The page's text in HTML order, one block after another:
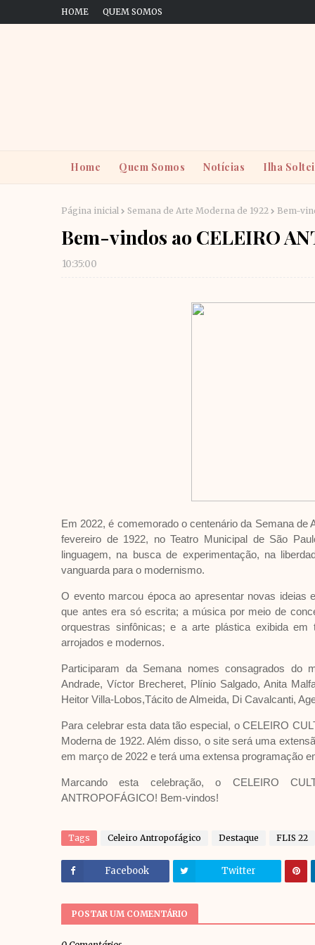
HOME QUEM SOMOS
Home Quem Somos Notícias Ilha
Página inicial Semana de Arte Moderna de 1922 Bem-
Bem-vindos ao CELEIRO
10:35:00
Em 2022, é comemorado o centenário da Semana
fevereiro de 1922, no Teatro Municipal de São
linguagem, na busca de experimentação, na
vanguarda para o modernismo.
O evento marcou época ao apresentar novas ideias
que antes era só escrita; a música por meio de
orquestras sinfônicas; e a arte plástica exibida
arrojados e modernos.
Participaram da Semana nomes consagrados do
Andrade, Víctor Brecheret, Plínio Salgado, Anita
Heitor Villa-Lobos,Tácito de Almeida, Di Cavalcanti,
Para celebrar esta data tão especial, o CELEIRO
Moderna de 1922. Além disso, o site será uma
em março de 2022 e terá uma extensa programação
Marcando esta celebração, o CELEIRO
ANTROPOFÁGICO! Bem-vindos!
Tags Celeiro Antropofágico Destaque FLIS 22
Facebook Twitter
POSTAR UM COMENTÁRIO